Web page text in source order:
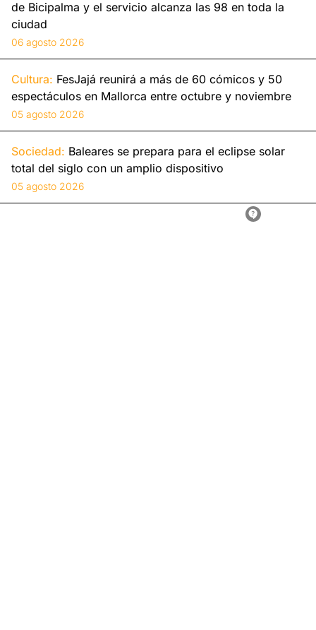
de Bicipalma y el servicio alcanza las 98 en toda la
ciudad
06 agosto 2026
Cultura: FesJajá reunirá a más de 60 cómicos y 50
espectáculos en Mallorca entre octubre y noviembre
05 agosto 2026
Sociedad: Baleares se prepara para el eclipse solar
total del siglo con un amplio dispositivo
05 agosto 2026